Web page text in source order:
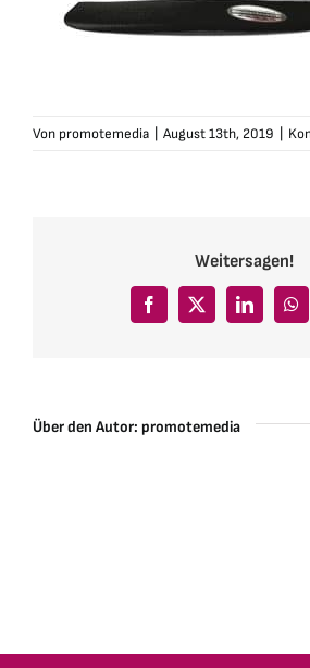
Von promotemedia August 13th, 2019
Weitersagen!
Facebook
X LinkedIn
Über den Autor: promotemedia